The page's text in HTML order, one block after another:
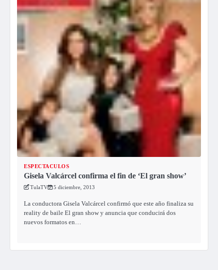
ESPECTACULOS
Gisela Valcárcel confirma el fin de ‘El gran show’
TulaTV 5 diciembre, 2013
La conductora Gisela Valcárcel confirmó que este año finaliza su
reality de baile El gran show y anuncia que conducirá dos
nuevos formatos en…